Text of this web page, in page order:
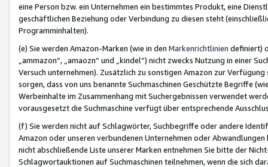
eine Person bzw. ein Unternehmen ein bestimmtes Produkt, eine
geschäftlichen Beziehung oder Verbindung zu diesen steht
Programminhalten).
(e) Sie werden Amazon-Marken (wie in den Markenrichtlinien definiert)
„ammazon“, „amaozn“ und „kindel“) nicht zwecks Nutzung in einer
Versuch unternehmen). Zusätzlich zu sonstigen Amazon zur
sorgen, dass von uns benannte Suchmaschinen Geschützte Begriffe
Werbeinhalte im Zusammenhang mit Suchergebnissen verwendet
vorausgesetzt die Suchmaschine verfügt über entsprechende
(f) Sie werden nicht auf Schlagwörter, Suchbegriffe oder andere
Amazon oder unseren verbundenen Unternehmen oder
nicht abschließende Liste unserer Marken entnehmen Sie bitte der
Schlagwortauktionen auf Suchmaschinen teilnehmen, wenn die sich